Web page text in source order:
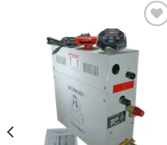
Añadir